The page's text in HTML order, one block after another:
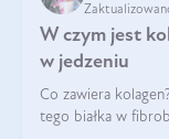
W czym jest
w jedzeniu
Co zawiera
tego białka w